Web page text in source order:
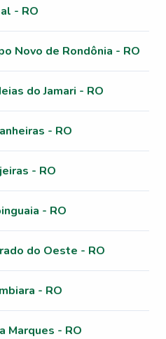
- RO
Novo de Rondônia - RO
do Jamari - RO
- RO
- RO
- RO
do Oeste - RO
- RO
Marques - RO